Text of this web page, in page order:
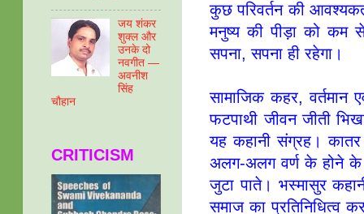
कुछ परिवर्तन की
मनुष्‍य की पीड़ा को
सपना, सपना ही रहेगा।
सामाजिक कहर, वर्तमान
फटपाथी जीवन जीती
यह कहानी संग्रह।
अलग-अलग वर्ण के होने के
जुटा पाते। भस्‍मासुर
समाज का प्रतिनिधित्‍व
जय शंकर
शुक्ल और
उनके दो
नवगीत —
अवनीश
सिंह
चौहान
CRITICISM